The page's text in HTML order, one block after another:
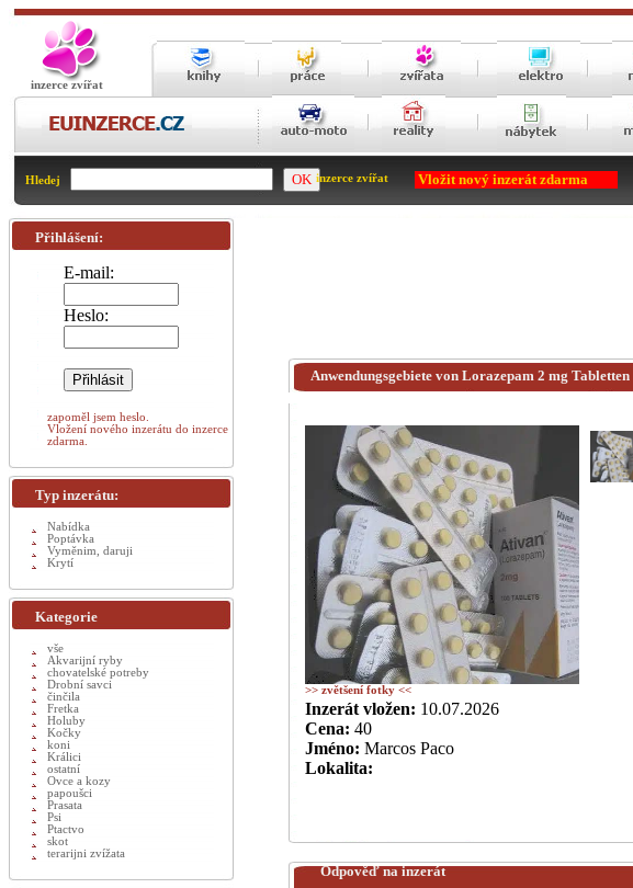
inzerce zvířat
Hledej inzerce zvířat Vložit nový inzerát zdarma
Anwendungsgebiete von Lorazepam 2 mg Tabletten
>> zvětšení fotky <<
Inzerát vložen: 10.07.2026
Cena: 40
Jméno: Marcos Paco
Lokalita:
Odpověď na inzerát
Přihlášení:
E-mail:
Heslo:
zapoměl jsem heslo.
Vložení nového inzerátu do inzerce
zdarma.
Typ inzerátu:
Nabídka
Poptávka
Vyměnim, daruji
Krytí
Kategorie
vše
Akvarijní ryby
chovatelské potreby
Drobní savci
činčila
Fretka
Holuby
Kočky
koni
Králici
ostatní
Ovce a kozy
papoušci
Prasata
Psi
Ptactvo
skot
terarijni zvížata